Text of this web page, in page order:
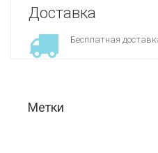
Доставка
Бесплатная
Метки